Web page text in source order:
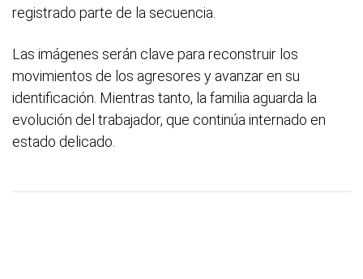
registrado parte de la secuencia.
Las imágenes serán clave para reconstruir los
movimientos de los agresores y avanzar en su
identificación. Mientras tanto, la familia aguarda la
evolución del trabajador, que continúa internado en
estado delicado.